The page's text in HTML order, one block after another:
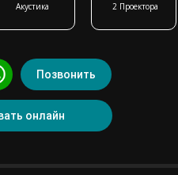
Акустика 2 Проектора
онлайн
Позвонить